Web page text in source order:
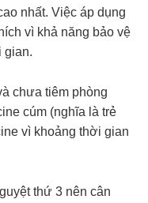
nhất. Việc áp dụng
vì khả năng bảo vệ
gian.
chưa tiêm phòng
cúm (nghĩa là trẻ
vì khoảng thời gian
thứ 3 nên cân